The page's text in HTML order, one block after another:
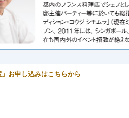
お申し込みはこちらから